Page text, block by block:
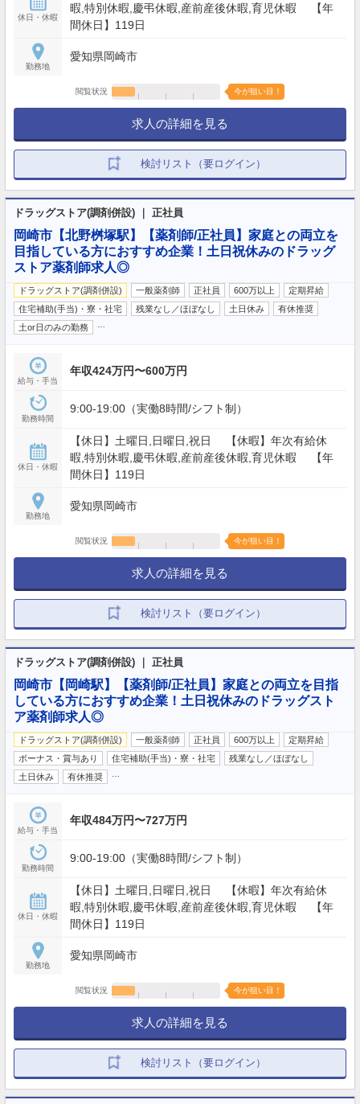
休日・休暇
暇,特別休暇,慶弔休暇,産前産後休暇,育児休暇 【年
間休日】119日
勤務地
愛知県岡崎市
閲覧状況 今が狙い目！
求人の詳細を見る
検討リスト（要ログイン）
ドラッグストア(調剤併設) ｜ 正社員
岡崎市【北野桝塚駅】【薬剤師/正社員】家庭との両立を
目指している方におすすめ企業！土日祝休みのドラッグ
ストア薬剤師求人◎
ドラッグストア(調剤併設) 一般薬剤師 正社員 600万以上
定期昇給
住宅補助(手当)・寮・社宅
残業なし／ほぼなし 土日休み
有休推奨
土or日のみの勤務
給与・手当
年収424万円〜600万円
勤務時間
9:00-19:00（実働8時間/シフト制）
休日・休暇
【休日】土曜日,日曜日,祝日 【休暇】年次有給休
暇,特別休暇,慶弔休暇,産前産後休暇,育児休暇 【年
間休日】119日
勤務地
愛知県岡崎市
閲覧状況 今が狙い目！
求人の詳細を見る
検討リスト（要ログイン）
ドラッグストア(調剤併設) ｜ 正社員
岡崎市【岡崎駅】【薬剤師/正社員】家庭との両立を目指
している方におすすめ企業！土日祝休みのドラッグスト
ア薬剤師求人◎
ドラッグストア(調剤併設) 一般薬剤師 正社員 600万以上
定期昇給
ボーナス・賞与あり
住宅補助(手当)・寮・社宅
残業なし／ほぼなし
土日休み
有休推奨
給与・手当
年収484万円〜727万円
勤務時間
9:00-19:00（実働8時間/シフト制）
休日・休暇
【休日】土曜日,日曜日,祝日 【休暇】年次有給休
暇,特別休暇,慶弔休暇,産前産後休暇,育児休暇 【年
間休日】119日
勤務地
愛知県岡崎市
閲覧状況 今が狙い目！
求人の詳細を見る
検討リスト（要ログイン）